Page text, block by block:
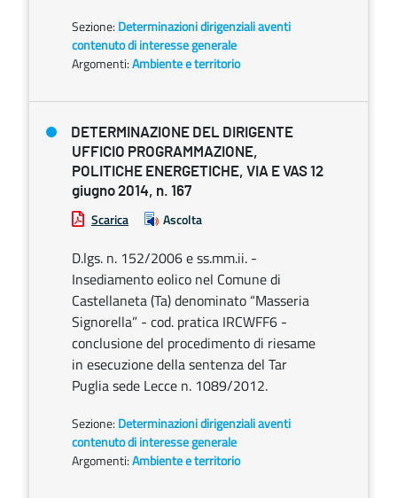
Sezione: Determinazioni dirigenziali aventi
contenuto di interesse generale
Argomenti:Ambiente e territorio
DETERMINAZIONE DEL DIRIGENTE
UFFICIO PROGRAMMAZIONE,
POLITICHE ENERGETICHE, VIA E VAS 12
giugno 2014, n. 167
Scarica Ascolta
D.lgs. n. 152/2006 e ss.mm.ii. -
Insediamento eolico nel Comune di
Castellaneta (Ta) denominato “Masseria
Signorella” - cod. pratica IRCWFF6 -
conclusione del procedimento di riesame
in esecuzione della sentenza del Tar
Puglia sede Lecce n. 1089/2012.
Sezione: Determinazioni dirigenziali aventi
contenuto di interesse generale
Argomenti:Ambiente e territorio